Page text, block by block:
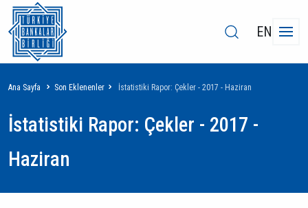
EN
Sayfa
yolu
Ana Sayfa Son Eklenenler İstatistiki Rapor: Çekler - 2017 - Haziran
İstatistiki Rapor: Çekler - 2017 -
Haziran